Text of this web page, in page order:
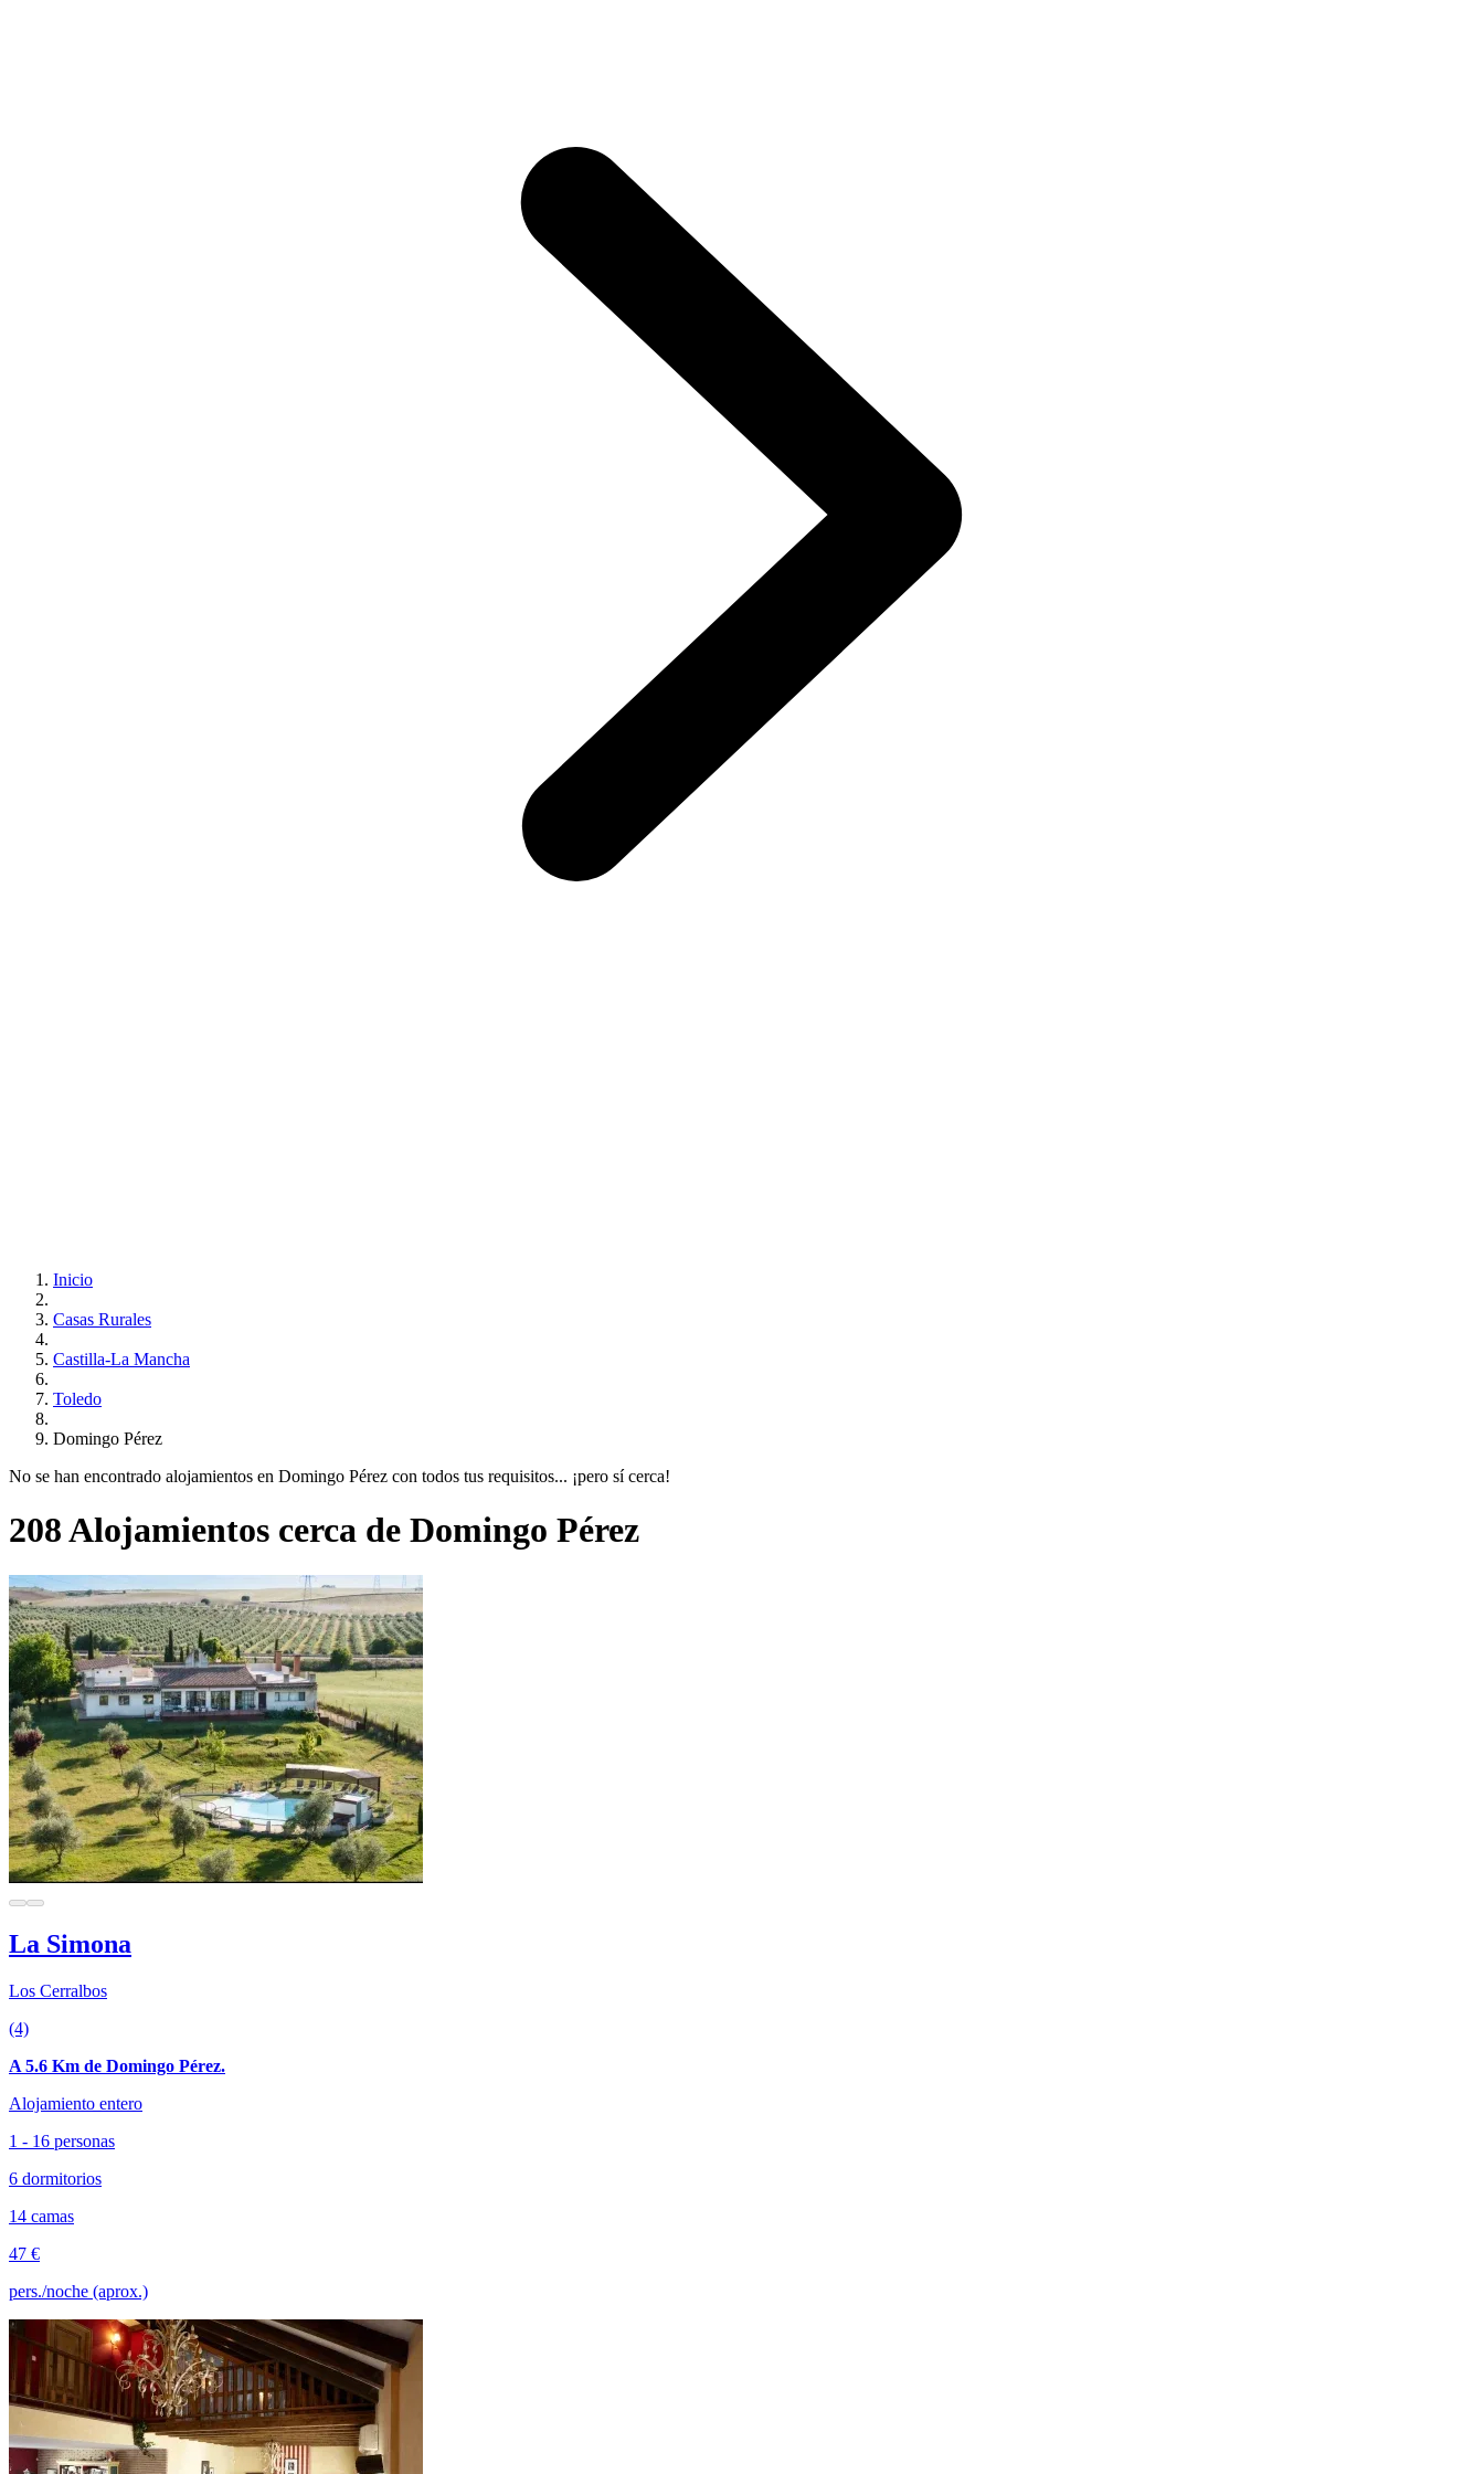
Inicio
Casas Rurales
Castilla-La Mancha
Toledo
Domingo Pérez
No se han encontrado alojamientos en Domingo Pérez con todos tus requisitos... ¡pero sí cerca!
208 Alojamientos cerca de Domingo Pérez
La Simona
Los Cerralbos
(4)
A 5.6 Km de Domingo Pérez.
Alojamiento entero
1 - 16 personas
6 dormitorios
14 camas
47 €
pers./noche (aprox.)